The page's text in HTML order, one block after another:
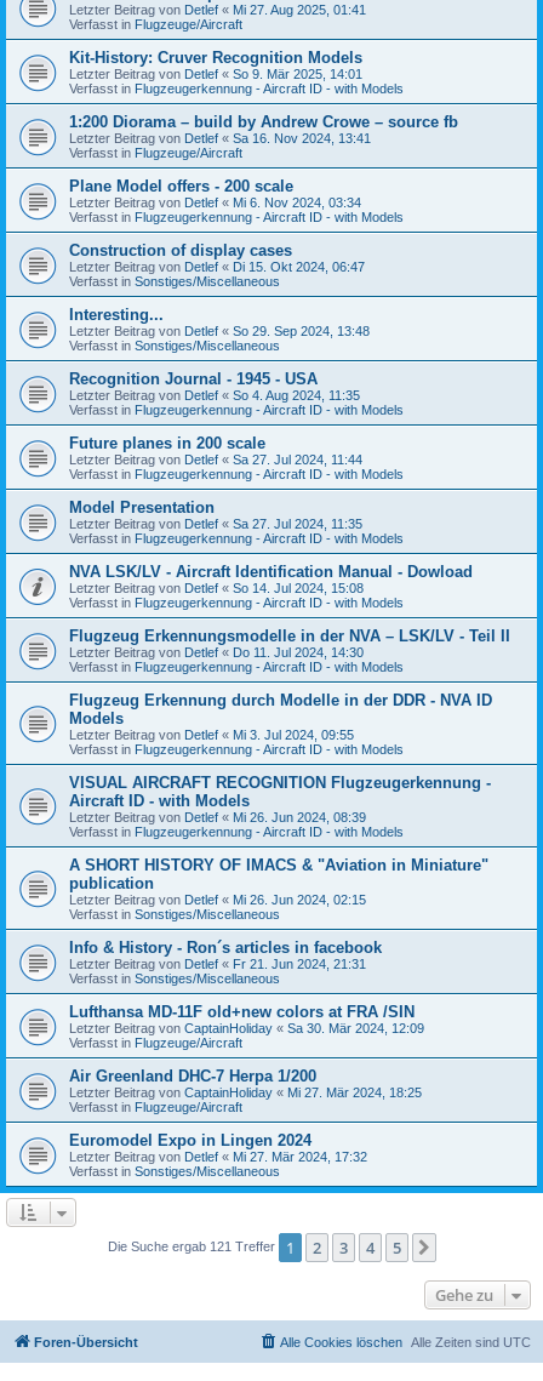
Letzter Beitrag von Detlef « Mi 27. Aug 2025, 01:41
Verfasst in Flugzeuge/Aircraft
Kit-History: Cruver Recognition Models
Letzter Beitrag von Detlef « So 9. Mär 2025, 14:01
Verfasst in Flugzeugerkennung - Aircraft ID - with Models
1:200 Diorama – build by Andrew Crowe – source fb
Letzter Beitrag von Detlef « Sa 16. Nov 2024, 13:41
Verfasst in Flugzeuge/Aircraft
Plane Model offers - 200 scale
Letzter Beitrag von Detlef « Mi 6. Nov 2024, 03:34
Verfasst in Flugzeugerkennung - Aircraft ID - with Models
Construction of display cases
Letzter Beitrag von Detlef « Di 15. Okt 2024, 06:47
Verfasst in Sonstiges/Miscellaneous
Interesting...
Letzter Beitrag von Detlef « So 29. Sep 2024, 13:48
Verfasst in Sonstiges/Miscellaneous
Recognition Journal - 1945 - USA
Letzter Beitrag von Detlef « So 4. Aug 2024, 11:35
Verfasst in Flugzeugerkennung - Aircraft ID - with Models
Future planes in 200 scale
Letzter Beitrag von Detlef « Sa 27. Jul 2024, 11:44
Verfasst in Flugzeugerkennung - Aircraft ID - with Models
Model Presentation
Letzter Beitrag von Detlef « Sa 27. Jul 2024, 11:35
Verfasst in Flugzeugerkennung - Aircraft ID - with Models
NVA LSK/LV - Aircraft Identification Manual - Dowload
Letzter Beitrag von Detlef « So 14. Jul 2024, 15:08
Verfasst in Flugzeugerkennung - Aircraft ID - with Models
Flugzeug Erkennungsmodelle in der NVA – LSK/LV - Teil II
Letzter Beitrag von Detlef « Do 11. Jul 2024, 14:30
Verfasst in Flugzeugerkennung - Aircraft ID - with Models
Flugzeug Erkennung durch Modelle in der DDR - NVA ID
Models
Letzter Beitrag von Detlef « Mi 3. Jul 2024, 09:55
Verfasst in Flugzeugerkennung - Aircraft ID - with Models
VISUAL AIRCRAFT RECOGNITION Flugzeugerkennung -
Aircraft ID - with Models
Letzter Beitrag von Detlef « Mi 26. Jun 2024, 08:39
Verfasst in Flugzeugerkennung - Aircraft ID - with Models
A SHORT HISTORY OF IMACS & "Aviation in Miniature"
publication
Letzter Beitrag von Detlef « Mi 26. Jun 2024, 02:15
Verfasst in Sonstiges/Miscellaneous
Info & History - Ron´s articles in facebook
Letzter Beitrag von Detlef « Fr 21. Jun 2024, 21:31
Verfasst in Sonstiges/Miscellaneous
Lufthansa MD-11F old+new colors at FRA /SIN
Letzter Beitrag von CaptainHoliday « Sa 30. Mär 2024, 12:09
Verfasst in Flugzeuge/Aircraft
Air Greenland DHC-7 Herpa 1/200
Letzter Beitrag von CaptainHoliday « Mi 27. Mär 2024, 18:25
Verfasst in Flugzeuge/Aircraft
Euromodel Expo in Lingen 2024
Letzter Beitrag von Detlef « Mi 27. Mär 2024, 17:32
Verfasst in Sonstiges/Miscellaneous
Die Suche ergab 121 Treffer 1 2 3 4 5
Gehe zu
Foren-Übersicht Alle Zeiten sind UTC
Alle Cookies löschen